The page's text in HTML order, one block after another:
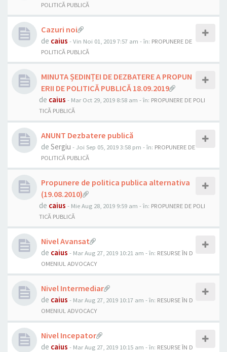
POLITICĂ PUBLICĂ
Cazuri noi
de caius - Vin Noi 01, 2019 7:57 am - în: PROPUNERE DE
POLITICĂ PUBLICĂ
MINUTA ȘEDINȚEI DE DEZBATERE A PROPUN
ERII DE POLITICĂ PUBLICĂ 18.09.2019
de caius - Mar Oct 29, 2019 8:58 am - în: PROPUNERE DE POLI
TICĂ PUBLICĂ
ANUNT Dezbatere publică
de Sergiu - Joi Sep 05, 2019 3:58 pm - în: PROPUNERE DE
POLITICĂ PUBLICĂ
Propunere de politica publica alternativa
(19.08.2010)
de caius - Mie Aug 28, 2019 9:59 am - în: PROPUNERE DE POLI
TICĂ PUBLICĂ
Nivel Avansat
de caius - Mar Aug 27, 2019 10:21 am - în: RESURSE ÎN D
OMENIUL ADVOCACY
Nivel Intermediar
de caius - Mar Aug 27, 2019 10:17 am - în: RESURSE ÎN D
OMENIUL ADVOCACY
Nivel Incepator
de caius - Mar Aug 27, 2019 10:15 am - în: RESURSE ÎN D